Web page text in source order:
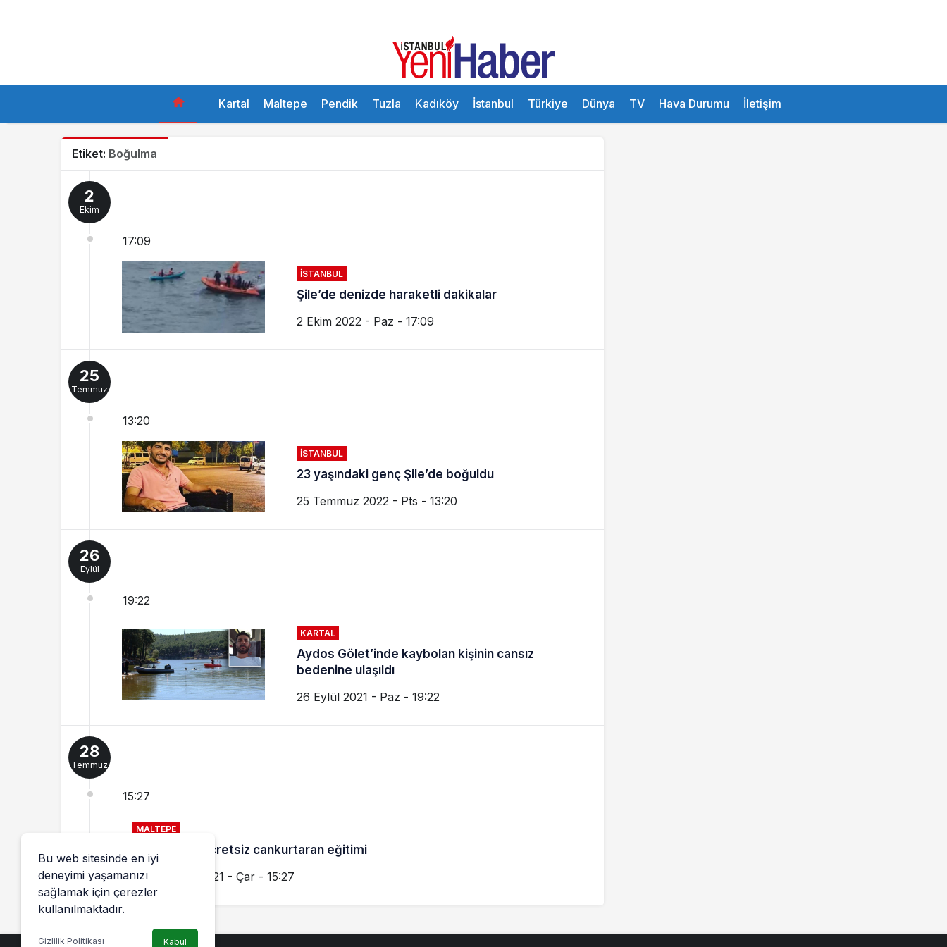
Kartal Maltepe Pendik Tuzla Kadıköy İstanbul Türkiye Dünya TV Hava Durumu İletişim
Etiket: Boğulma
2
Ekim
17:09
İSTANBUL
Şile’de denizde haraketli dakikalar
2 Ekim 2022 - Paz - 17:09
25
Temmuz
13:20
İSTANBUL
23 yaşındaki genç Şile’de boğuldu
25 Temmuz 2022 - Pts - 13:20
26
Eylül
19:22
KARTAL
Aydos Gölet’inde kaybolan kişinin cansız
bedenine ulaşıldı
26 Eylül 2021 - Paz - 19:22
28
Temmuz
15:27
MALTEPE
Maltepe’de ücretsiz cankurtaran eğitimi
28 Temmuz 2021 - Çar - 15:27
Bu web sitesinde en iyi
deneyimi yaşamanızı
sağlamak için çerezler
kullanılmaktadır.
Gizlilik Politikası Kabul